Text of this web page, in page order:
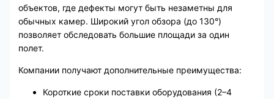
объектов, где дефекты могут быть незаметны для
обычных камер. Широкий угол обзора (до 130°)
позволяет обследовать большие площади за один
полет.
Компании получают дополнительные преимущества:
Короткие сроки поставки оборудования (2–4